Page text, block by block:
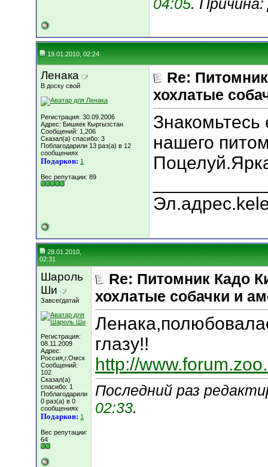
04:05.
19.01.2010, 02:24
Ленака
В доску свой
Регистрация: 30.09.2006
Адрес: Бишкек Кыргызстан
Сообщений: 1,206
Сказал(а) спасибо: 3
Поблагодарили 13 раз(а) в 12
сообщениях
Подарков: 1
Вес репутации: 89
Re:
хохлатые
нашего
28.01.2010,
02:31
Шароль
Ши
Завсегдатай
Регистрация:
08.11.2009
Адрес:
Россия,г.Омск
Сообщений:
102
Сказал(а)
спасибо: 1
Поблагодарили
0 раз(а) в 0
сообщениях
Подарков: 1
Вес репутации:
64
Re: Питомник Кадо
хохлатые собачки и
глазу!!
http://
Последний раз
02:33.